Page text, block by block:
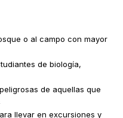
o al campo con mayor
de biología,
de aquellas que
llevar en excursiones y